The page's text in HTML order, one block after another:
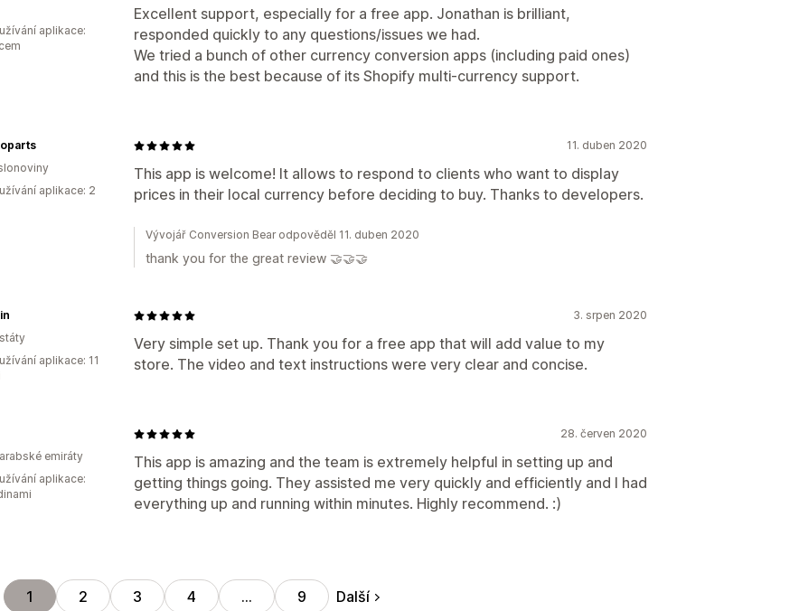
Excellent support, especially for a free app. Jonathan is brilliant,
responded quickly to any questions/issues we had.
We tried a bunch of other currency conversion apps (including paid ones)
and this is the best because of its Shopify multi-currency support.
aplikace:
11. duben 2020
This app is welcome! It allows to respond to clients who want to display
prices in their local currency before deciding to buy. Thanks to developers.
aplikace: 2
Vývojář Conversion Bear odpověděl 11. duben 2020
thank you for the great review 🤝🤝🤝
3. srpen 2020
Very simple set up. Thank you for a free app that will add value to my
store. The video and text instructions were very clear and concise.
aplikace: 11
28. červen 2020
This app is amazing and the team is extremely helpful in setting up and
getting things going. They assisted me very quickly and efficiently and I had
everything up and running within minutes. Highly recommend. :)
emiráty
aplikace:
1 2 3 4 … 9 Další